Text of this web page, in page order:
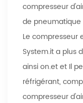
compresseur
de pneumatique
Le
System.it a plus
ainsi on.et et Il
réfrigérant,
compresseur